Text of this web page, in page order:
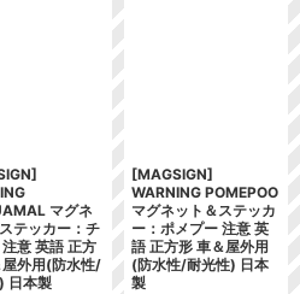
マグネ
テッカー：チ
意 英語 正方
屋外用(防水性/
日本製
[MAGSIGN]
WARNING POMEPOO
マグネット＆ステッカ
ー：ポメプー 注意 英
語 正方形 車＆屋外用
(防水性/耐光性) 日本
製